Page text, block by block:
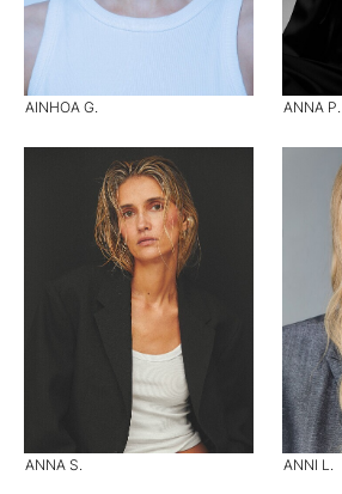
AINHOA G. ANNA P.
ANNA S. ANNI L.